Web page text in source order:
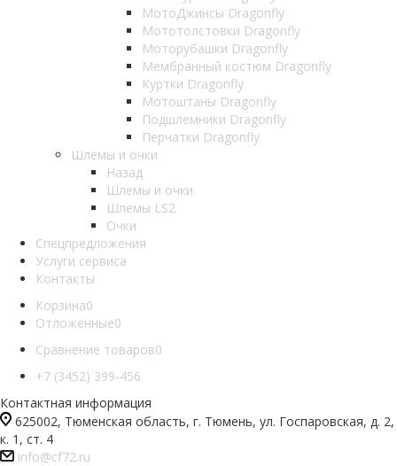
МотоДжинсы Dragonfly
Мототолстовки Dragonfly
Моторубашки Dragonfly
Мембранный костюм Dragonfly
Куртки Dragonfly
Мотоштаны Dragonfly
Подшлемники Dragonfly
Перчатки Dragonfly
Шлемы и очки
Назад
Шлемы и очки
Шлемы LS2
Очки
Спецпредложения
Услуги сервиса
Контакты
Корзина0
Отложенные0
Сравнение товаров0
+7 (3452) 399-456
Контактная информация
625002, Тюменская область, г. Тюмень, ул. Госпаровская, д. 2,
к. 1, ст. 4
info@cf72.ru